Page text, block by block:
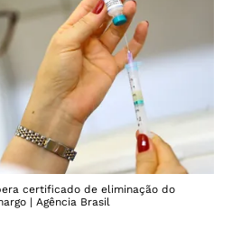
certificado de eliminação do
| Agência Brasil